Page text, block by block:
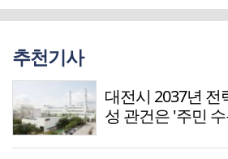
추천기사
대전시 2037년 전
성 관건은 '주민